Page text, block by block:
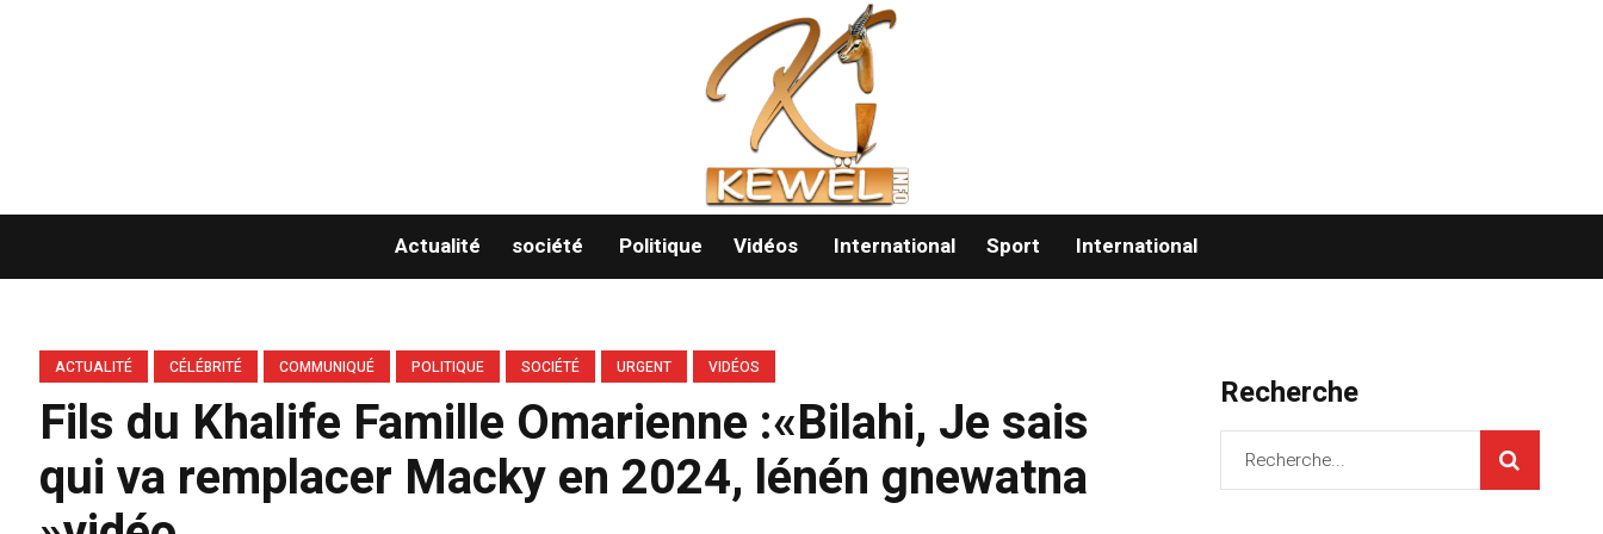
Actualité société Politique Vidéos International Sport International
ACTUALITÉ CÉLÉBRITÉ COMMUNIQUÉ POLITIQUE SOCIÉTÉ URGENT VIDÉOS
Fils du Khalife Famille Omarienne :«Bilahi, Je sais
qui va remplacer Macky en 2024, lénén gnewatna
Recherche